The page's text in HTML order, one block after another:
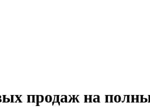
продаж на